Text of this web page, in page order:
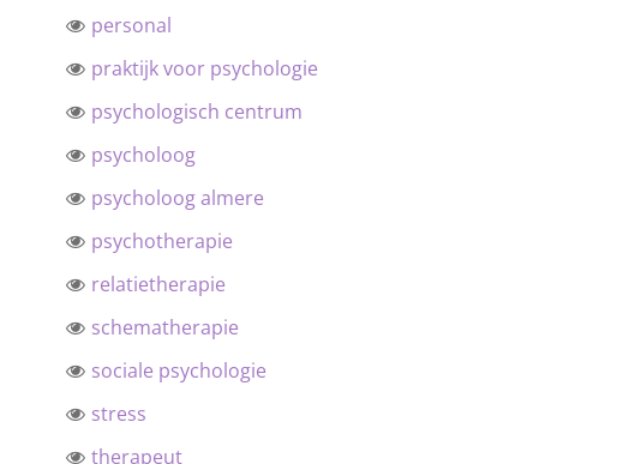
personal
praktijk voor psychologie
psychologisch centrum
psycholoog
psycholoog almere
psychotherapie
relatietherapie
schematherapie
sociale psychologie
stress
therapeut